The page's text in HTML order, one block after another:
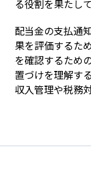
る役割を果たし
配当金の支払通
果を評価するた
を確認するため
置づけを理解す
収入管理や税務